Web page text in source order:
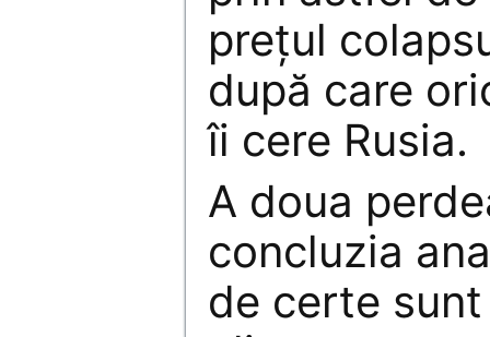
preţul
după care
îi cere Rusia.
A doua
concluzia
de certe